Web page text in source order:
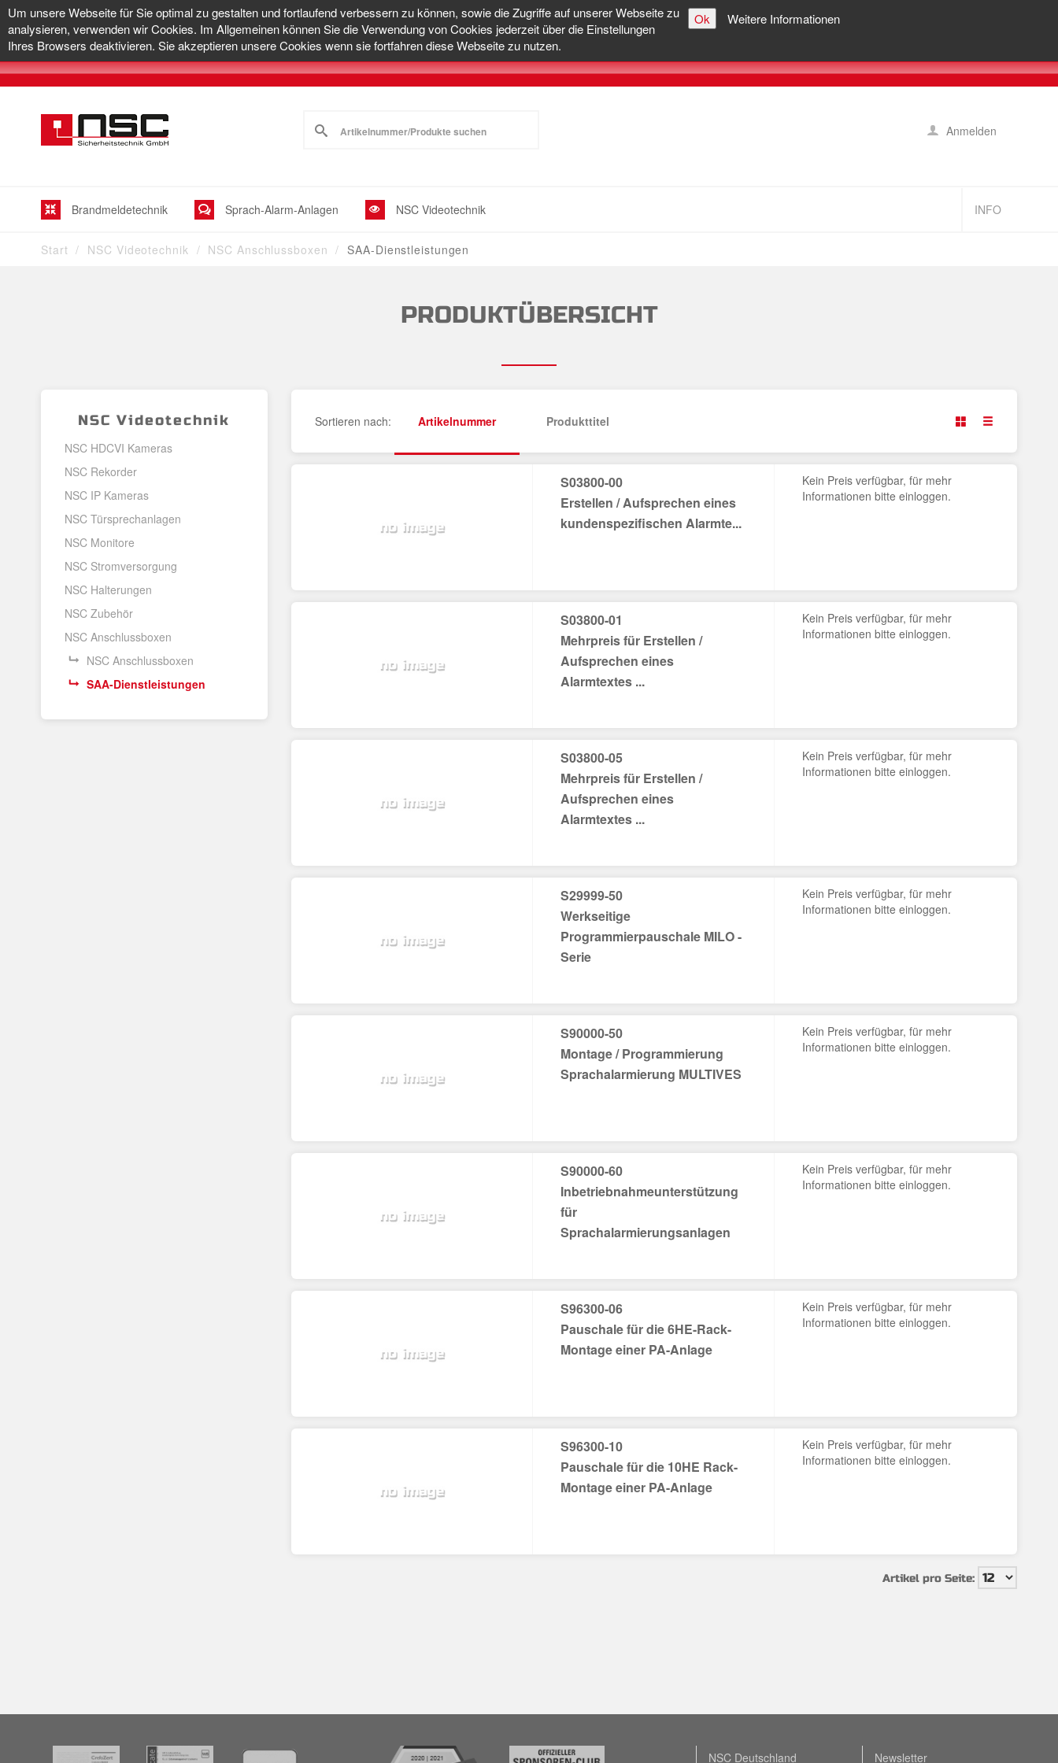
Um unsere Webseite für Sie optimal zu gestalten und fortlaufend verbessern zu können, sowie die Zugriffe auf unserer Webseite zu
analysieren, verwenden wir Cookies. Im Allgemeinen können Sie die Verwendung von Cookies jederzeit über die Einstellungen
Ihres Browsers deaktivieren. Sie akzeptieren unsere Cookies wenn sie fortfahren diese Webseite zu nutzen.
Ok Weitere Informationen
Anmelden
Brandmeldetechnik Sprach-Alarm-Anlagen NSC Videotechnik INFO
Start NSC Videotechnik NSC Anschlussboxen SAA-Dienstleistungen
PRODUKTÜBERSICHT
NSC Videotechnik
NSC HDCVI Kameras
NSC Rekorder
NSC IP Kameras
NSC Türsprechanlagen
NSC Monitore
NSC Stromversorgung
NSC Halterungen
NSC Zubehör
NSC Anschlussboxen
NSC Anschlussboxen
SAA-Dienstleistungen
Sortieren nach: Artikelnummer Produkttitel
S03800-00
Erstellen / Aufsprechen eines
kundenspezifischen Alarmte...
Kein Preis verfügbar, für mehr
Informationen bitte einloggen.
S03800-01
Mehrpreis für Erstellen /
Aufsprechen eines
Alarmtextes ...
Kein Preis verfügbar, für mehr
Informationen bitte einloggen.
S03800-05
Mehrpreis für Erstellen /
Aufsprechen eines
Alarmtextes ...
Kein Preis verfügbar, für mehr
Informationen bitte einloggen.
S29999-50
Werkseitige
Programmierpauschale MILO -
Serie
Kein Preis verfügbar, für mehr
Informationen bitte einloggen.
S90000-50
Montage / Programmierung
Sprachalarmierung MULTIVES
Kein Preis verfügbar, für mehr
Informationen bitte einloggen.
S90000-60
Inbetriebnahmeunterstützung
für
Sprachalarmierungsanlagen
Kein Preis verfügbar, für mehr
Informationen bitte einloggen.
S96300-06
Pauschale für die 6HE-Rack-
Montage einer PA-Anlage
Kein Preis verfügbar, für mehr
Informationen bitte einloggen.
S96300-10
Pauschale für die 10HE Rack-
Montage einer PA-Anlage
Kein Preis verfügbar, für mehr
Informationen bitte einloggen.
Artikel pro Seite:
NSC Deutschland Newsletter